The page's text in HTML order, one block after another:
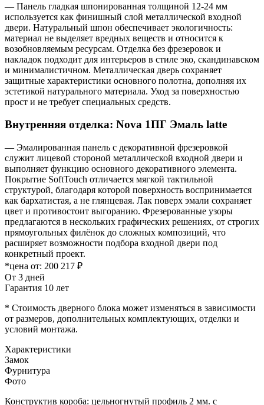
— Панель гладкая шпонированная толщиной 12-24 мм
используется как финишный слой металлической входной
двери. Натуральный шпон обеспечивает экологичность:
материал не выделяет вредных веществ и относится к
возобновляемым ресурсам. Отделка без фрезеровок и
накладок подходит для интерьеров в стиле эко, скандинавском
и минималистичном. Металлическая дверь сохраняет
защитные характеристики основного полотна, дополняя их
эстетикой натурального материала. Уход за поверхностью
прост и не требует специальных средств.
Внутренняя отделка: Nova 1ПГ Эмаль latte
— Эмалированная панель с декоративной фрезеровкой
служит лицевой стороной металлической входной двери и
выполняет функцию основного декоративного элемента.
Покрытие SoftTouch отличается мягкой тактильной
структурой, благодаря которой поверхность воспринимается
как бархатистая, а не глянцевая. Лак поверх эмали сохраняет
цвет и противостоит выгоранию. Фрезерованные узоры
предлагаются в нескольких графических решениях, от строгих
прямоугольных филёнок до сложных композиций, что
расширяет возможности подбора входной двери под
конкретный проект.
*цена от: 200 217 ₽
От 3 дней
Гарантия 10 лет
* Стоимость дверного блока может изменяться в зависимости
от размеров, дополнительных комплектующих, отделки и
условий монтажа.
Характеристики
Замок
Фурнитура
Фото
Конструктив короба: цельногнутый профиль 2 мм. с